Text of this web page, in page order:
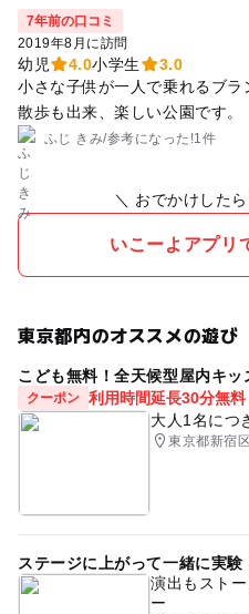
7年前の口コミ
2019年8月に訪問
幼児 4.0小学生
3.0
小さな子供が一人で乗れるブ
散歩も出来、楽しい公園です。
ふじ きみ/参考になった!1件
＼ おでかけした
いこーよアプリ
東京都内のオススメの遊び
こども無料！全天候型屋内キッ
クーポン 利用時間延長30分無料
大人1名につ
東京都新宿区
ステージに上がって一緒に実験
演出もスト
ー